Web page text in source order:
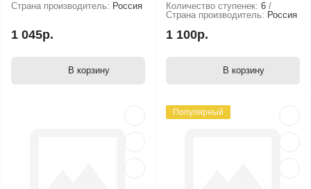
Страна производитель: Россия
1 045р.
В корзину
Количество ступенек: 6
Страна производитель: Россия
1 100р.
В корзину
Популярный